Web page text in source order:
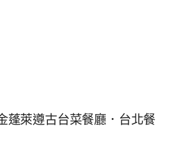
蓬萊遵古台菜餐廳．台北餐